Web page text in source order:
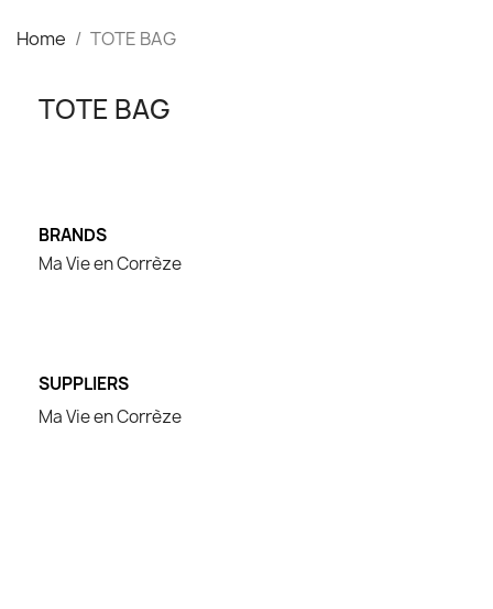
Home TOTE BAG
TOTE BAG
BRANDS
Ma Vie en Corrèze
SUPPLIERS
Ma Vie en Corrèze